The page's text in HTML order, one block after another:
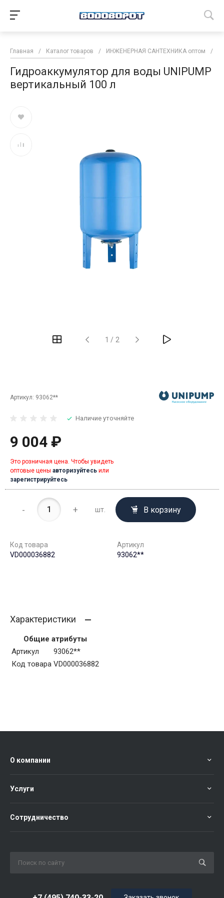
Главная / Каталог товаров / ИНЖЕНЕРНАЯ САНТЕХНИКА оптом /
Гидроаккумулятор для воды UNIPUMP
вертикальный 100 л
1 / 2
Артикул: 93062**
Наличие уточняйте
9 004 ₽
Это розничная цена. Чтобы увидеть
оптовые цены авторизуйтесь или
зарегистрируйтесь
- + шт. В корзину
Код товара
VD000036882
Артикул
93062**
Характеристики
Общие атрибуты
Артикул
93062**
Код товара VD000036882
О компании
Услуги
Сотрудничество